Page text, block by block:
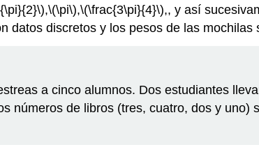
,\(\pi\),\(\frac{3\pi}{4}\),, y así
datos discretos y los pesos de las mochilas
a cinco alumnos. Dos estudiantes
números de libros (tres, cuatro, dos y uno)